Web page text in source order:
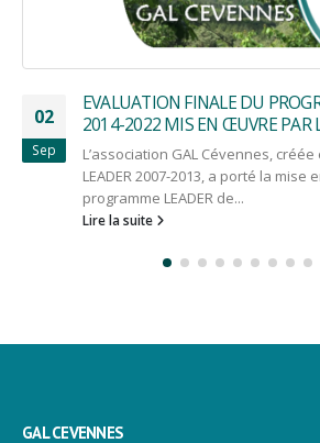
08
Oct
Un nouveau président
Les membres du conseil
programmation se sont
Alès...
Lire la suite